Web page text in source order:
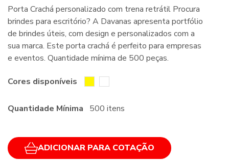
Porta Crachá personalizado com trena retrátil Procura
brindes para escritório? A Davanas apresenta portfólio
de brindes úteis, com design e personalizados com a
sua marca. Este porta crachá é perfeito para empresas
e eventos. Quantidade mínima de 500 peças.
Cores disponíveis
Quantidade Mínima 500 itens
ADICIONAR PARA COTAÇÃO